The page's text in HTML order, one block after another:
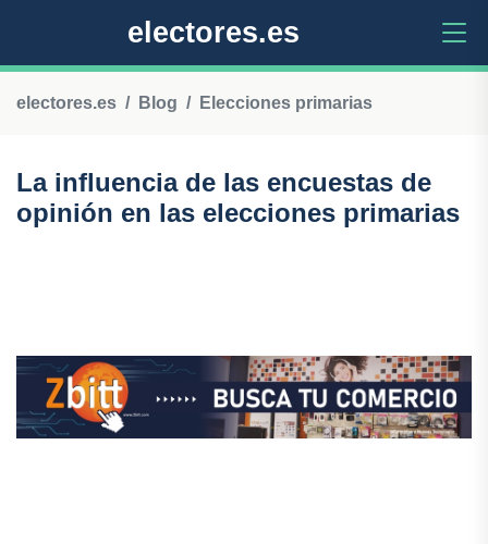
electores.es
electores.es Blog Elecciones primarias
La influencia de las encuestas de
opinión en las elecciones primarias